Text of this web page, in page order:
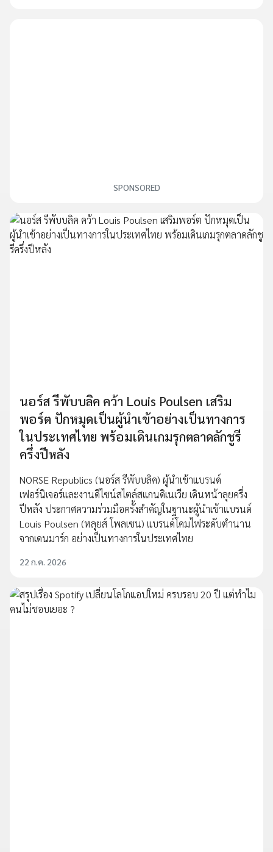
SPONSORED
นอร์ส รีพับบลิค คว้า Louis Poulsen เสริม
พอร์ต ปักหมุดเป็นผู้นำเข้าอย่างเป็นทางการ
ในประเทศไทย พร้อมเดินเกมรุกตลาดลักชูรี
ครึ่งปีหลัง
NORSE Republics (นอร์ส รีพับบลิค) ผู้นำเข้าแบรนด์
เฟอร์นิเจอร์และงานดีไซน์สไตล์สแกนดิเนเวีย เดินหน้าลุยครึ่ง
ปีหลัง ประกาศความร่วมมือครั้งสำคัญในฐานะผู้นำเข้าแบรนด์
Louis Poulsen (หลุยส์ โพลเซน) แบรนด์โคมไฟระดับตำนาน
จากเดนมาร์ก อย่างเป็นทางการในประเทศไทย
22 ก.ค. 2026